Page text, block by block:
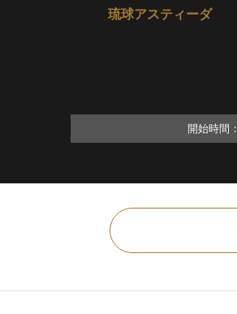
琉球アスティーダ
開始時間：